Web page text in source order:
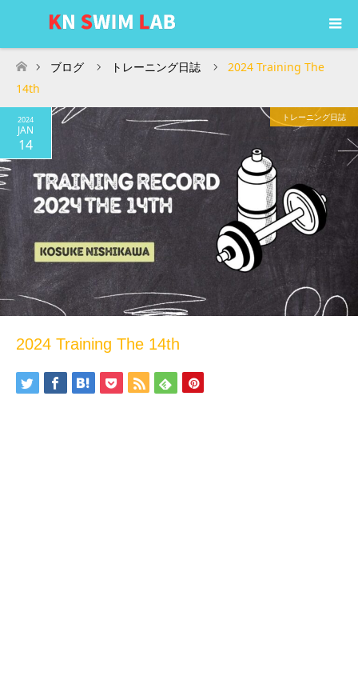
ホーム
ブログ トレーニング日誌
2024 Training The
14th
2024
JAN
14
トレーニング日誌
2024 Training The 14th